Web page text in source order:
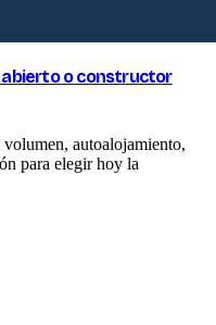
abierto o constructor
autoalojamiento,
para elegir hoy la